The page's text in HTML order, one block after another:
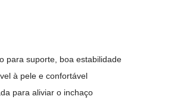
para suporte, boa estabilidade
à pele e confortável
para aliviar o inchaço